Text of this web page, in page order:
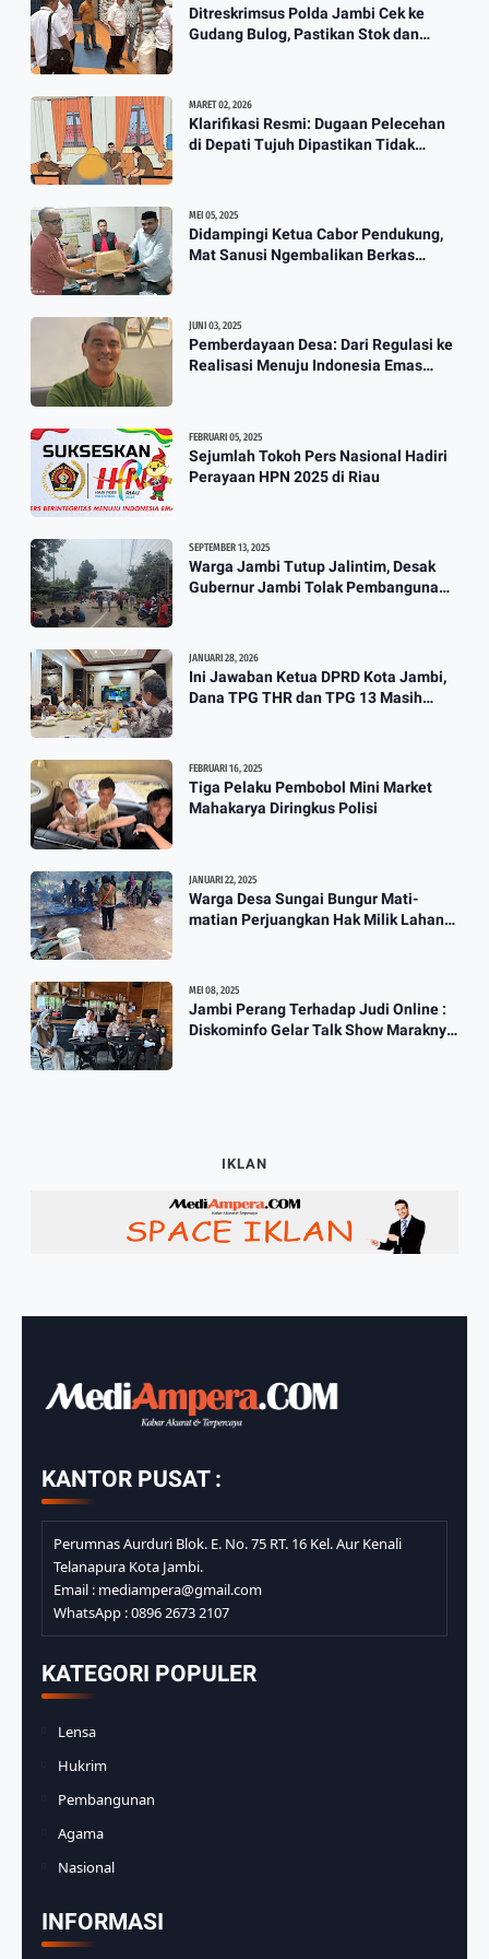
Guru Honorer Semua Diangkat
Jadi P3K
3:12
Berkah Banjir, Yusuf Pembuat
Perahu Kebanjiran Orderan Bikin
Perahu
3:57
Ditreskrimsus Polda Jambi Cek ke
Gudang Bulog, Pastikan Stok dan
MARET 02, 2026
Klarifikasi Resmi: Dugaan Pelecehan
di Depati Tujuh Dipastikan Tidak
MEI 05, 2025
Didampingi Ketua Cabor Pendukung,
Mat Sanusi Ngembalikan Berkas
JUNI 03, 2025
Pemberdayaan Desa: Dari Regulasi ke
Realisasi Menuju Indonesia Emas
FEBRUARI 05, 2025
Sejumlah Tokoh Pers Nasional Hadiri
Perayaan HPN 2025 di Riau
SEPTEMBER 13, 2025
Warga Jambi Tutup Jalintim, Desak
Gubernur Jambi Tolak Pembangunan
JANUARI 28, 2026
Ini Jawaban Ketua DPRD Kota Jambi,
Dana TPG THR dan TPG 13 Masih
FEBRUARI 16, 2025
Tiga Pelaku Pembobol Mini Market
Mahakarya Diringkus Polisi
JANUARI 22, 2025
Warga Desa Sungai Bungur Mati-
matian Perjuangkan Hak Milik Lahan
MEI 08, 2025
Jambi Perang Terhadap Judi Online :
Diskominfo Gelar Talk Show Maraknya
IKLAN
KANTOR PUSAT :
Perumnas Aurduri Blok. E. No. 75 RT. 16 Kel. Aur Kenali
Telanapura Kota Jambi.
Email : mediampera@gmail.com
WhatsApp : 0896 2673 2107
KATEGORI POPULER
Lensa
Hukrim
Pembangunan
Agama
Nasional
INFORMASI